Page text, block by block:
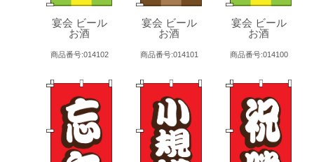
宴会 ビール
お酒
商品番号:014102
宴会 ビール
お酒
商品番号:014101
宴会 ビール
お酒
商品番号:014100